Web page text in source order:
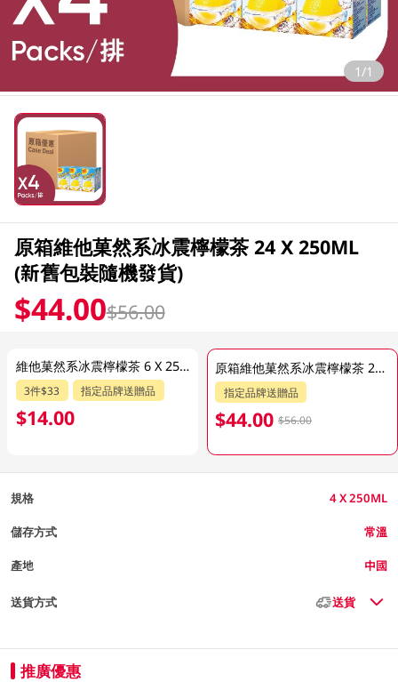
1/1
原箱維他菓然系冰震檸檬茶 24 X 250ML
(新舊包裝隨機發貨)
$44.00$56.00
維他菓然系冰震檸檬茶 6 X 250ML
3件$33 指定品牌送贈品
$14.00
原箱維他菓然系冰震檸檬茶 24 X 250ML (新舊包裝隨機發貨)
指定品牌送贈品
$44.00 $56.00
規格 4 X 250ML
儲存方式 常溫
產地 中國
送貨方式 送貨
推廣優惠